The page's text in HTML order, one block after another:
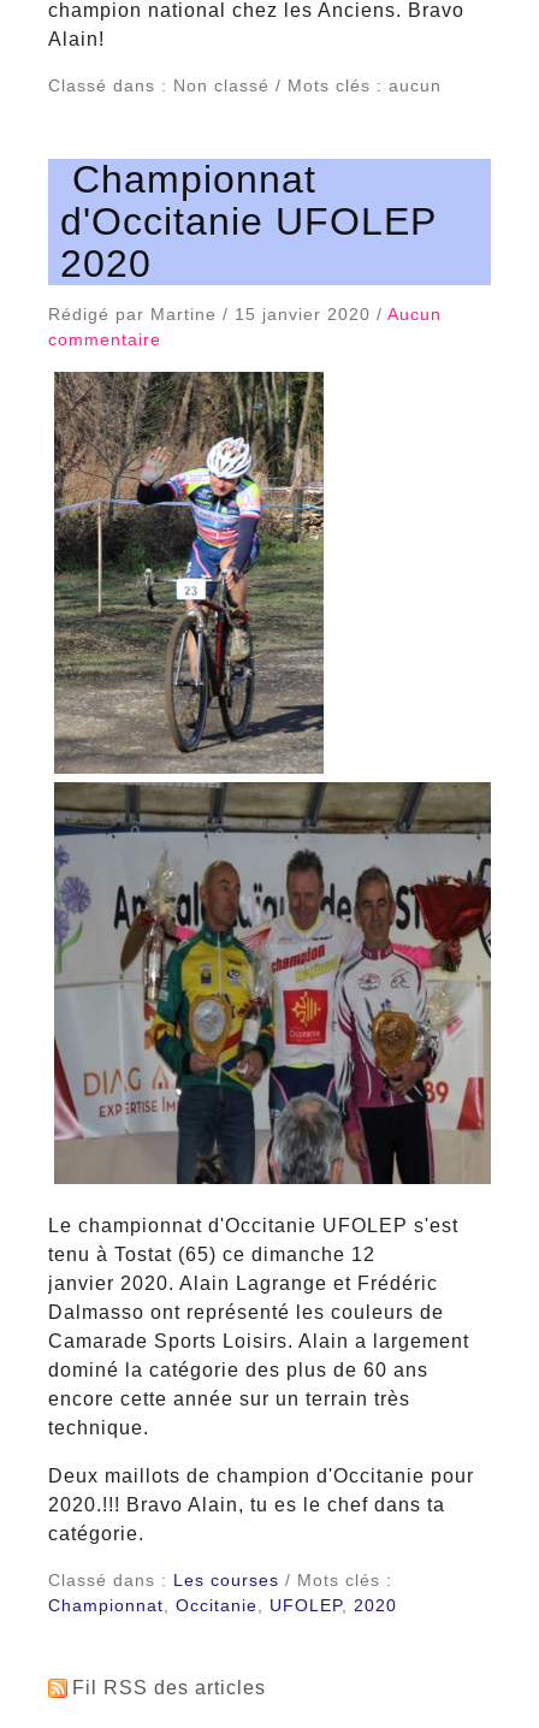
champion national chez les Anciens. Bravo
Alain!
Classé dans : Non classé / Mots clés : aucun
Championnat
d'Occitanie UFOLEP
2020
Rédigé par Martine / 15 janvier 2020 / Aucun
commentaire
Le championnat d'Occitanie UFOLEP s'est
tenu à Tostat (65) ce dimanche 12
janvier 2020. Alain Lagrange et Frédéric
Dalmasso ont représenté les couleurs de
Camarade Sports Loisirs. Alain a largement
dominé la catégorie des plus de 60 ans
encore cette année sur un terrain très
technique.
Deux maillots de champion d'Occitanie pour
2020.!!! Bravo Alain, tu es le chef dans ta
catégorie.
Classé dans : Les courses / Mots clés :
Championnat
Occitanie UFOLEP, 2020
Fil RSS des articles